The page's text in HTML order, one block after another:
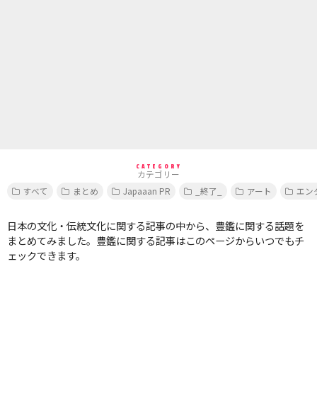
CATEGORY
カテゴリー
すべて
まとめ Japaaan PR _終了_ アート エン
日本の文化・伝統文化に関する記事の中から、豊鑑に関する話題を
まとめてみました。豊鑑に関する記事はこのページからいつでもチ
ェックできます。